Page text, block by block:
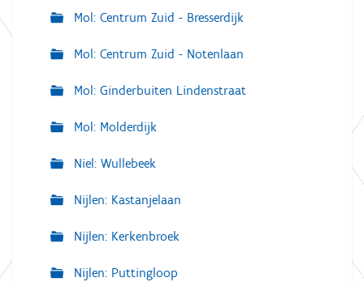
Mol: Centrum Zuid - Bresserdijk
Mol: Centrum Zuid - Notenlaan
Mol: Ginderbuiten Lindenstraat
Mol: Molderdijk
Niel: Wullebeek
Nijlen: Kastanjelaan
Nijlen: Kerkenbroek
Nijlen: Puttingloop